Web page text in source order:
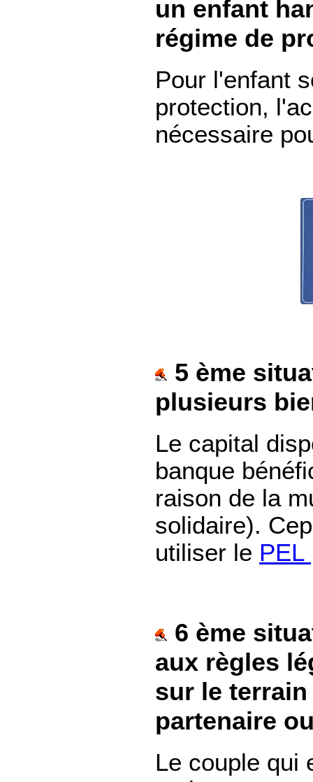
un enfant
régime de
Pour l'enfant
protection,
nécessaire
5 ème
plusieurs
Le capital
banque
raison de la
solidaire).
utiliser le PEL
6 ème
aux règles
sur le
partenaire
Le couple qui